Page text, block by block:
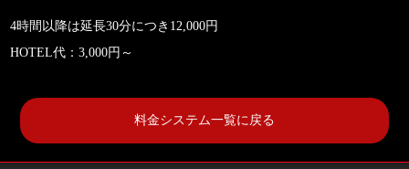
4時間以降は延長30分につき12,000円
HOTEL代：3,000円～
料金システム一覧に戻る